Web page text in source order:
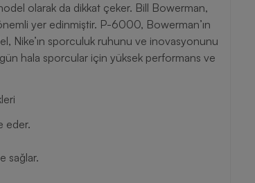
olarak da dikkat çeker. Bill Bowerman,
yer edinmiştir. P-6000, Bowerman’ın
Nike’ın sporculuk ruhunu ve inovasyonunu
hala sporcular için yüksek performans ve
eder.
sağlar.